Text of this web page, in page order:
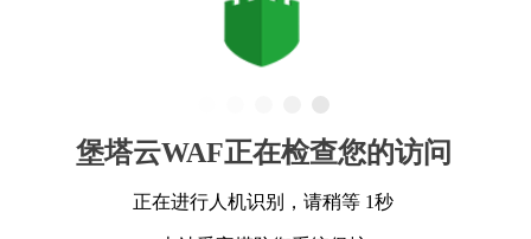
堡塔云WAF正在检查您的访问
正在进行人机识别，请稍等 1秒